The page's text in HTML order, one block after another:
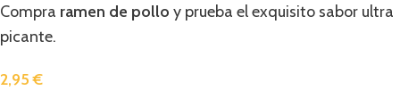
Compra ramen de pollo y prueba el exquisito sabor ultra
picante.
2,95€